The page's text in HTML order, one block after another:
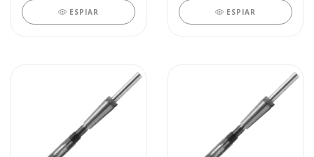
ESPIAR ESPIAR